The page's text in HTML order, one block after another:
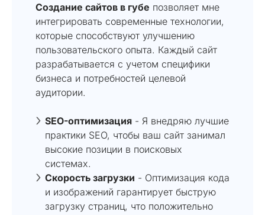
Создание сайтов в губе позволяет мне
интегрировать современные технологии,
которые способствуют улучшению
пользовательского опыта. Каждый сайт
разрабатывается с учетом специфики
бизнеса и потребностей целевой
аудитории.
SEO-оптимизация - Я внедряю лучшие
практики SEO, чтобы ваш сайт занимал
высокие позиции в поисковых
системах.
Скорость загрузки - Оптимизация кода
и изображений гарантирует быструю
загрузку страниц, что положительно